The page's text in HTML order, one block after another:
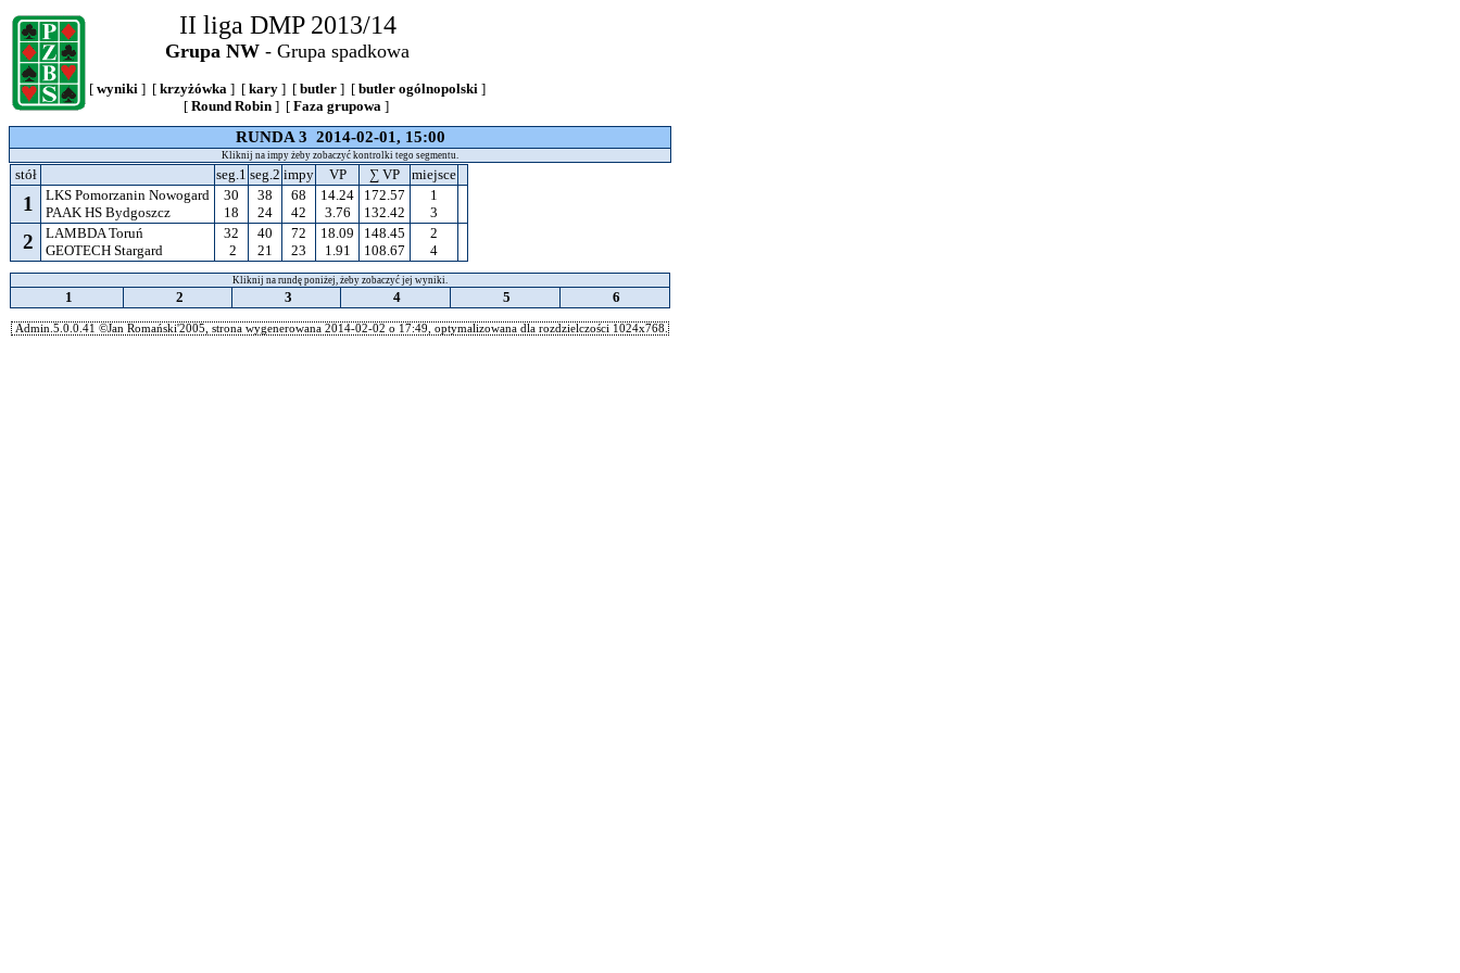
II liga DMP 2013/14
Grupa NW - Grupa spadkowa
[ wyniki ] [ krzyżówka ] [ kary ] [ butler ] [ butler ogólnopolski ]
[Round Robin ] [Faza grupowa ]
RUNDA 3 2014-02-01, 15:00
Kliknij na impy żeby zobaczyć kontrolki tego segmentu.
stół seg.1 seg.2 impy VP ∑ VP miejsce
1
LKS Pomorzanin Nowogard
PAAK HS Bydgoszcz
30
18
38
24
68
42
14.24
3.76
172.57
132.42
1
3
2
LAMBDA Toruń
GEOTECH Stargard
32
2
40
21
72
23
18.09
1.91
148.45
108.67
2
4
Kliknij na rundę poniżej, żeby zobaczyć jej wyniki.
1 2 3 4 5 6
Admin.5.0.0.41 ©Jan Romański'2005, strona wygenerowana 2014-02-02 o 17:49, optymalizowana dla rozdzielczości 1024x768.